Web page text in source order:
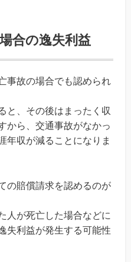
合の逸失利益
事故の場合でも認められ
と、その後はまったく収
から、交通事故がなかっ
年収が減ることになりま
の賠償請求を認めるのが
人が死亡した場合などに
失利益が発生する可能性